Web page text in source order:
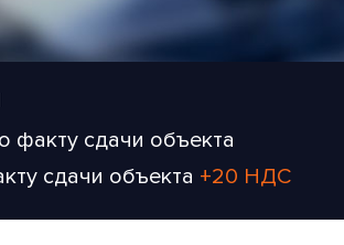
факту сдачи объекта
сдачи объекта +20 НДС